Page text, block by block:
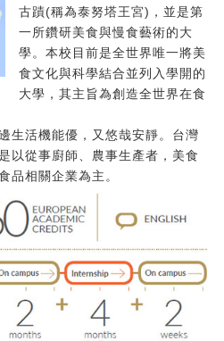
古蹟(稱為泰努塔王宮)，並是第
一所鑽研美食與慢食藝術的大
學。本校目前是全世界唯一將美
食文化與科學結合並列入學開的
大學，其主旨為創造全世界在食
生活機能優，又悠哉安靜。台灣
以從事廚師、農事生產者，美食
品相關企業為主。